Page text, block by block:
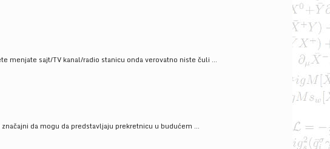
sajt/TV kanal/radio stanicu onda verovatno niste čuli ...
da mogu da predstavljaju prekretnicu u budućem ...